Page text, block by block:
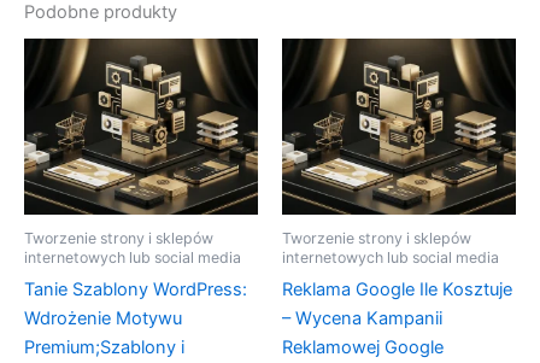
Podobne produkty
Tworzenie strony i sklepów
internetowych lub social media
Tanie Szablony WordPress:
Wdrożenie Motywu
Premium;Szablony i
Tworzenie strony i sklepów
internetowych lub social media
Reklama Google Ile Kosztuje
– Wycena Kampanii
Reklamowej Google